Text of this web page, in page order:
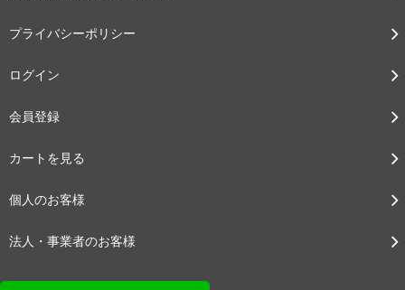
プライバシーポリシー
ログイン
会員登録
カートを見る
個人のお客様
法人・事業者のお客様